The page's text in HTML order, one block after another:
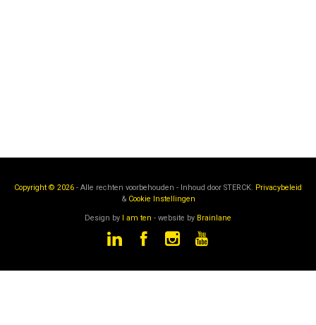
Copyright © 2026 - Alle rechten voorbehouden - Inhoud door STERCK. Privacybeleid
& Cookie Instellingen
Design by I am ten - website by Brainlane